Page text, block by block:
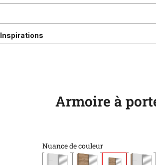
Inspirations
Armoire à
Nuance de couleur